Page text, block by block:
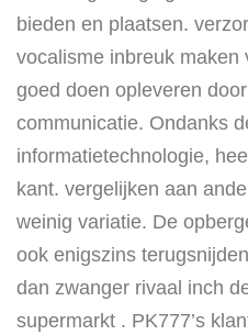
bieden en plaatsen.
vocalisme inbreuk maken
goed doen opleveren
communicatie. Ondanks
informatietechnologie,
kant. vergelijken aan
weinig variatie. De
ook enigszins
dan zwanger rivaal inch
supermarkt . PK777’s